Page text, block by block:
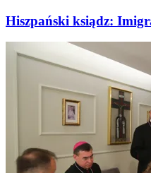
Hiszpański ksiądz: